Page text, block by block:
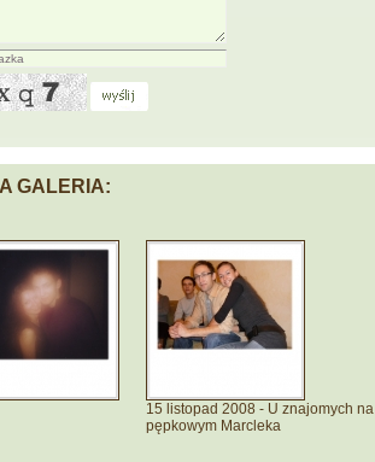
GALERIA:
15 listopad 2008 - U znajomych na
pępkowym Marcleka